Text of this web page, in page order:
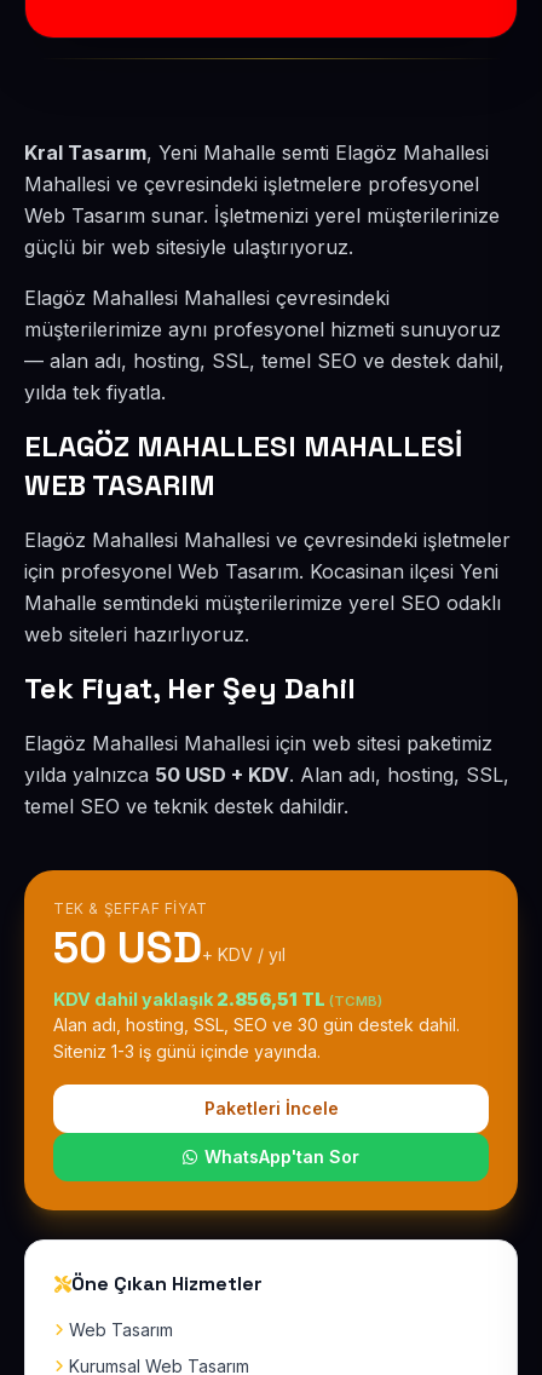
Kral Tasarım, Yeni Mahalle semti Elagöz Mahallesi
Mahallesi ve çevresindeki işletmelere profesyonel
Web Tasarım sunar. İşletmenizi yerel müşterilerinize
güçlü bir web sitesiyle ulaştırıyoruz.
Elagöz Mahallesi Mahallesi çevresindeki
müşterilerimize aynı profesyonel hizmeti sunuyoruz
— alan adı, hosting, SSL, temel SEO ve destek dahil,
yılda tek fiyatla.
ELAGÖZ MAHALLESI MAHALLESİ
WEB TASARIM
Elagöz Mahallesi Mahallesi ve çevresindeki işletmeler
için profesyonel Web Tasarım. Kocasinan ilçesi Yeni
Mahalle semtindeki müşterilerimize yerel SEO odaklı
web siteleri hazırlıyoruz.
Tek Fiyat, Her Şey Dahil
Elagöz Mahallesi Mahallesi için web sitesi paketimiz
yılda yalnızca 50 USD + KDV. Alan adı, hosting, SSL,
temel SEO ve teknik destek dahildir.
TEK & ŞEFFAF FIYAT
50 USD+ KDV / yıl
KDV dahil yaklaşık 2.856,51 TL (TCMB)
Alan adı, hosting, SSL, SEO ve 30 gün destek dahil.
Siteniz 1-3 iş günü içinde yayında.
Paketleri İncele
WhatsApp'tan Sor
Öne Çıkan Hizmetler
Web Tasarım
Kurumsal Web Tasarım